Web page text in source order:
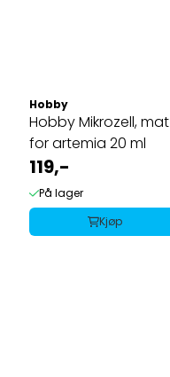
Hobby
Hobby Mikrozell, mat
for artemia 20 ml
119,-
På lager
Kjøp